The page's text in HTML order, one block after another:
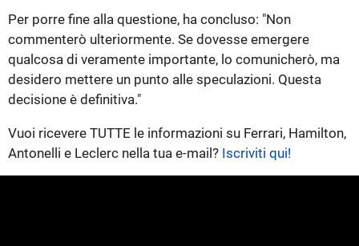
Per porre fine alla questione, ha concluso: "Non
commenterò ulteriormente. Se dovesse emergere
qualcosa di veramente importante, lo comunicherò, ma
desidero mettere un punto alle speculazioni. Questa
decisione è definitiva."
Vuoi ricevere TUTTE le informazioni su Ferrari, Hamilton,
Antonelli e Leclerc nella tua e-mail? Iscriviti qui!